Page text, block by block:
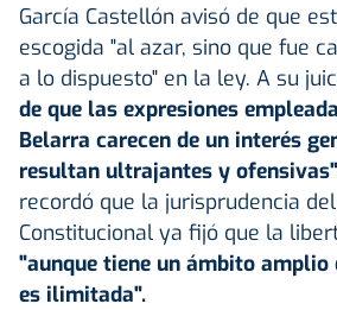
García Castellón avisó de que
escogida "al azar, sino que fue
a lo dispuesto" en la ley. A su
de que las expresiones
Belarra carecen de un interés
resultan ultrajantes y
recordó que la jurisprudencia
Constitucional ya fijó que la
"aunque tiene un ámbito amplio
es ilimitada".